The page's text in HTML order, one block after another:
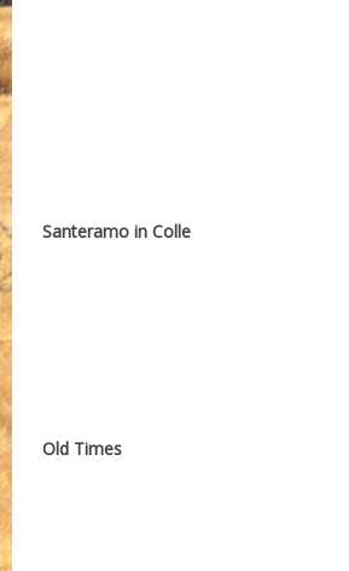
Santeramo in Colle
Old Times